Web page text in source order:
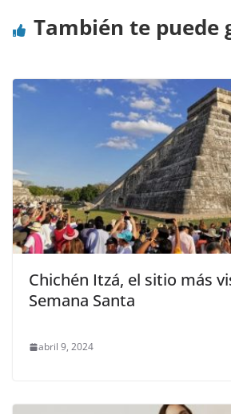
También te puede
Chichén Itzá, el sitio más
Semana Santa
abril 9, 2024